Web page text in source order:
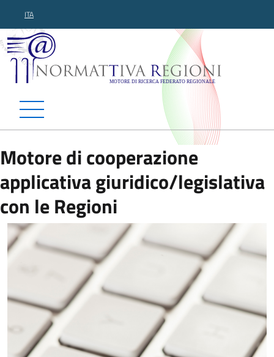
ITA
Normattiva Regioni -
Motore di cooperazione
applicativa giuridico/legislativa
con le Regioni